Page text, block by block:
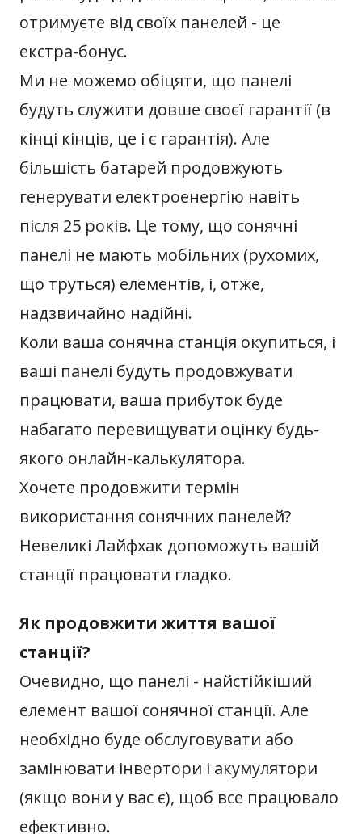
отримуєте від своїх панелей - це
екстра-бонус.
Ми не можемо обіцяти, що панелі
будуть служити довше своєї гарантії (в
кінці кінців, це і є гарантія). Але
більшість батарей продовжують
генерувати електроенергію навіть
після 25 років. Це тому, що сонячні
панелі не мають мобільних (рухомих,
що труться) елементів, і, отже,
надзвичайно надійні.
Коли ваша сонячна станція окупиться, і
ваші панелі будуть продовжувати
працювати, ваша прибуток буде
набагато перевищувати оцінку будь-
якого онлайн-калькулятора.
Хочете продовжити термін
використання сонячних панелей?
Невеликі Лайфхак допоможуть вашій
станції працювати гладко.
Як продовжити життя вашої
станції?
Очевидно, що панелі - найстійкіший
елемент вашої сонячної станції. Але
необхідно буде обслуговувати або
замінювати інвертори і акумулятори
(якщо вони у вас є), щоб все працювало
ефективно.